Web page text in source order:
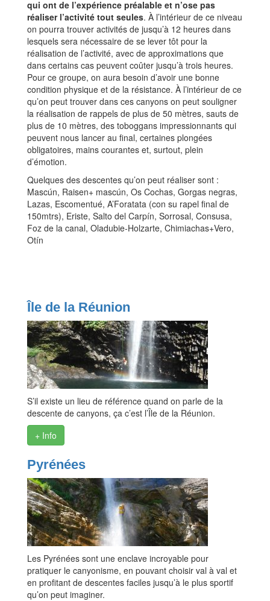
qui ont de l’expérience préalable et n’ose pas
réaliser l’activité tout seules. À l’intérieur de ce niveau
on pourra trouver activités de jusqu’à 12 heures dans
lesquels sera nécessaire de se lever tôt pour la
réalisation de l’activité, avec de approximations que
dans certains cas peuvent coûter jusqu’à trois heures.
Pour ce groupe, on aura besoin d’avoir une bonne
condition physique et de la résistance. À l’intérieur de ce
qu’on peut trouver dans ces canyons on peut souligner
la réalisation de rappels de plus de 50 mètres, sauts de
plus de 10 mètres, des toboggans impressionnants qui
peuvent nous lancer au final, certaines plongées
obligatoires, mains courantes et, surtout, plein
d’émotion.
Quelques des descentes qu’on peut réaliser sont :
Mascún, Raisen+ mascún, Os Cochas, Gorgas negras,
Lazas, Escomentué, A’Foratata (con su rapel final de
150mtrs), Eriste, Salto del Carpín, Sorrosal, Consusa,
Foz de la canal, Oladubie-Holzarte, Chimiachas+Vero,
Otín
Île de la Réunion
S’il existe un lieu de référence quand on parle de la
descente de canyons, ça c’est l’Île de la Réunion.
+ Info
Pyrénées
Les Pyrénées sont une enclave incroyable pour
pratiquer le canyonisme, en pouvant choisir val à val et
en profitant de descentes faciles jusqu’à le plus sportif
qu’on peut imaginer.